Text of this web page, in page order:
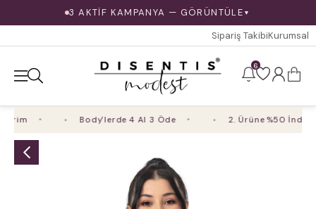
3 AKTİF KAMPANYA — GÖRÜNTÜLE ▼
Sipariş TakibiKurumsal
6
Body'lerde 4 Al 3 Öde 2. Ürüne %50 İndirim